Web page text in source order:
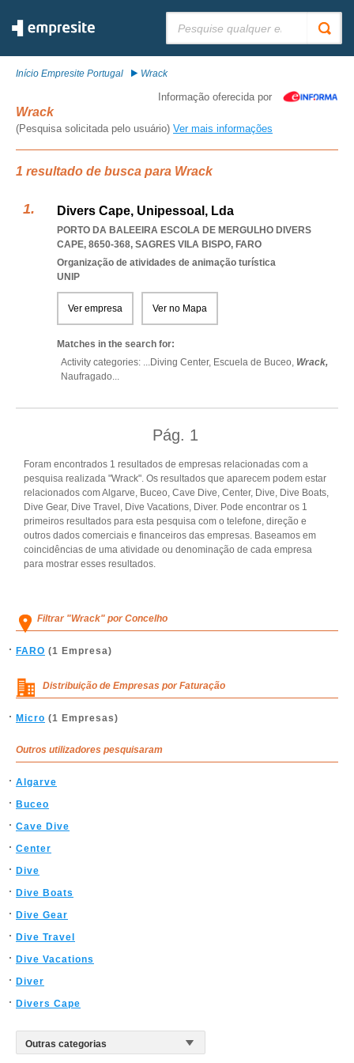
Início Empresite Portugal Wrack
Informação oferecida por
Wrack
(Pesquisa solicitada pelo usuário) Ver mais informações
1 resultado de busca para Wrack
Divers Cape, Unipessoal, Lda
PORTO DA BALEEIRA ESCOLA DE MERGULHO DIVERS
CAPE, 8650-368, SAGRES VILA BISPO, FARO
Organização de atividades de animação turística
UNIP
Ver empresa Ver no Mapa
Matches in the search for:
Activity categories: ...Diving Center, Escuela de Buceo, Wrack,
Naufragado...
Pág. 1
Foram encontrados 1 resultados de empresas relacionadas com a
pesquisa realizada "Wrack". Os resultados que aparecem podem estar
relacionados com Algarve, Buceo, Cave Dive, Center, Dive, Dive Boats,
Dive Gear, Dive Travel, Dive Vacations, Diver. Pode encontrar os 1
primeiros resultados para esta pesquisa com o telefone, direção e
outros dados comerciais e financeiros das empresas. Baseamos em
coincidências de uma atividade ou denominação de cada empresa
para mostrar esses resultados.
Filtrar "Wrack" por Concelho
FARO (1 Empresa)
Distribuição de Empresas por Faturação
Micro (1 Empresas)
Outros utilizadores pesquisaram
Algarve
Buceo
Cave Dive
Center
Dive
Dive Boats
Dive Gear
Dive Travel
Dive Vacations
Diver
Divers Cape